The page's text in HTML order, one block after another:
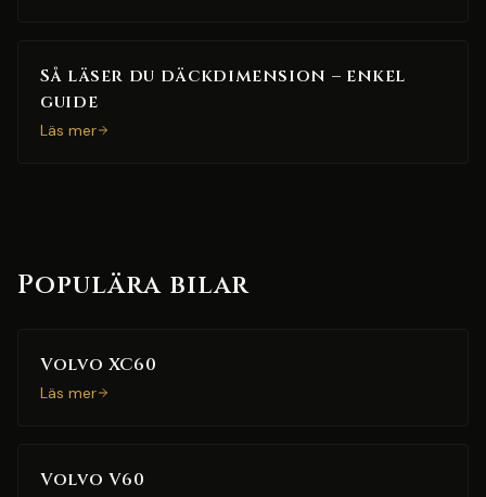
Så läser du däckdimension – enkel
guide
Läs mer
Populära bilar
Volvo XC60
Läs mer
Volvo V60